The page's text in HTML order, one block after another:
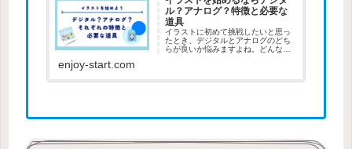
ル？アナログ？特徴と必要な
道具
イラストに初めて挑戦したいと思っ
たとき、デジタルとアナログのどち
らが良いか悩みますよね。どんな道
にしてください。
enjoy-start.com